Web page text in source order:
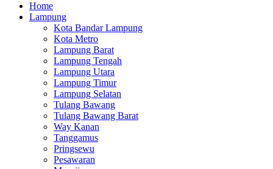
Home
Lampung
Kota Bandar Lampung
Kota Metro
Lampung Barat
Lampung Tengah
Lampung Utara
Lampung Timur
Lampung Selatan
Tulang Bawang
Tulang Bawang Barat
Way Kanan
Tanggamus
Pringsewu
Pesawaran